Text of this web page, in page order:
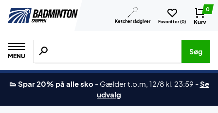
Ketcher rådgiver Favoritter (0)
0
Kurv
MENU
Søg efter produkter, mærker etc.
Søg
👟 Spar 20% på alle sko - Gælder t.o.m, 12/8 kl. 23:59 -Se
udvalg